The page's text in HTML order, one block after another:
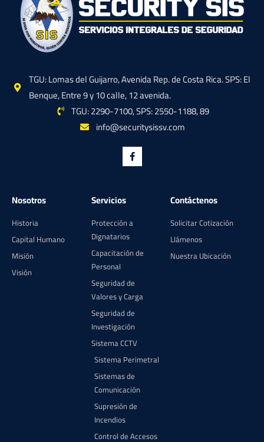
TGU: Lomas del Guijarro, Avenida Rep. de Costa Rica. SPS: El
Benque, Entre 9 y 10 calle, 12 avenida.
TGU: 2290-7100, SPS: 2550-1188, 89
info@securitysissv.com
Nosotros
Historia
Capital Humano
Misión
Visión
Servicios
Protección a
Dignatarios
Capacitación de
Personal
Seguridad de
Valores y Carga
Seguridad de
Investigación
Sistema CCTV
Sistema Perimetral
Sistemas de
Comunicación
Supresión de
Incendios
Control de Accesos
Contáctenos
Solicitar Cotización
Llámenos
Nuestra Ubicación